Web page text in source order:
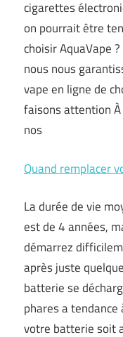
cigarettes
on pourrait être
choisir AquaVape
nous nous
vape en ligne de
faisons attention
nos
Quand remplacer
La durée de vie
est de 4 années,
démarrez
après juste
batterie se
phares a
votre batterie soit